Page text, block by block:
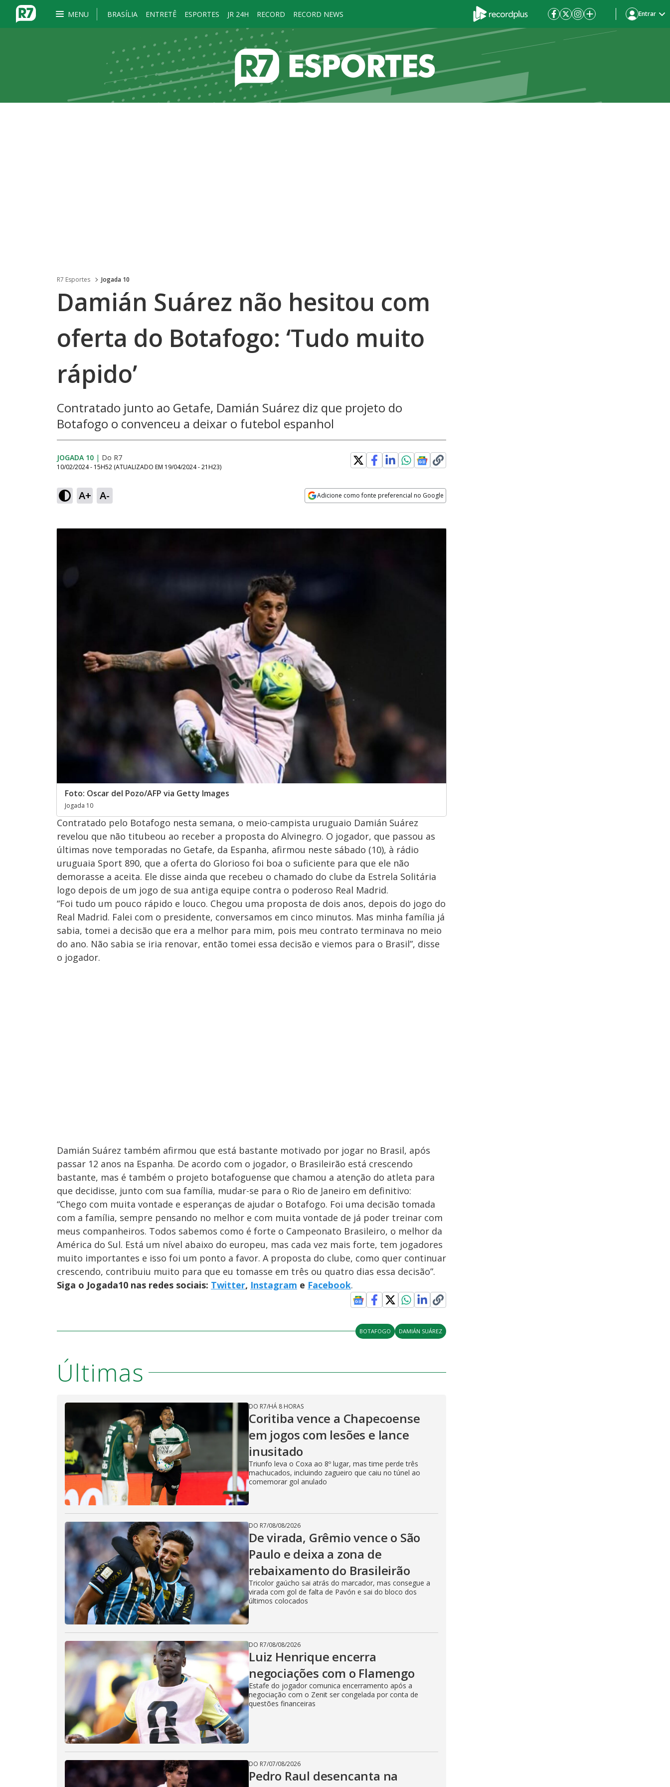
MENU BRASÍLIA ENTRETÊ ESPORTES JR 24H RECORD RECORD NEWS Entrar
R7 Esportes Jogada 10
Damián Suárez não hesitou com
oferta do Botafogo: ‘Tudo muito
rápido’
Contratado junto ao Getafe, Damián Suárez diz que projeto do
Botafogo o convenceu a deixar o futebol espanhol
JOGADA 10 | Do R7
10/02/2024 - 15H52 (ATUALIZADO EM 19/04/2024 - 21H23)
A+ A- Adicione como fonte preferencial no Google
Foto: Oscar del Pozo/AFP via Getty Images
Jogada 10
Contratado pelo Botafogo nesta semana, o meio-campista uruguaio Damián Suárez
revelou que não titubeou ao receber a proposta do Alvinegro. O jogador, que passou as
últimas nove temporadas no Getafe, da Espanha, afirmou neste sábado (10), à rádio
uruguaia Sport 890, que a oferta do Glorioso foi boa o suficiente para que ele não
demorasse a aceita. Ele disse ainda que recebeu o chamado do clube da Estrela Solitária
logo depois de um jogo de sua antiga equipe contra o poderoso Real Madrid.
“Foi tudo um pouco rápido e louco. Chegou uma proposta de dois anos, depois do jogo do
Real Madrid. Falei com o presidente, conversamos em cinco minutos. Mas minha família já
sabia, tomei a decisão que era a melhor para mim, pois meu contrato terminava no meio
do ano. Não sabia se iria renovar, então tomei essa decisão e viemos para o Brasil”, disse
o jogador.
Damián Suárez também afirmou que está bastante motivado por jogar no Brasil, após
passar 12 anos na Espanha. De acordo com o jogador, o Brasileirão está crescendo
bastante, mas é também o projeto botafoguense que chamou a atenção do atleta para
que decidisse, junto com sua família, mudar-se para o Rio de Janeiro em definitivo:
“Chego com muita vontade e esperanças de ajudar o Botafogo. Foi uma decisão tomada
com a família, sempre pensando no melhor e com muita vontade de já poder treinar com
meus companheiros. Todos sabemos como é forte o Campeonato Brasileiro, o melhor da
América do Sul. Está um nível abaixo do europeu, mas cada vez mais forte, tem jogadores
muito importantes e isso foi um ponto a favor. A proposta do clube, como quer continuar
crescendo, contribuiu muito para que eu tomasse em três ou quatro dias essa decisão”.
Siga o Jogada10 nas redes sociais: Twitter, Instagram e Facebook.
BOTAFOGO DAMIÁN SUÁREZ
Últimas
DO R7/HÁ 8 HORAS
Coritiba vence a Chapecoense
em jogos com lesões e lance
inusitado
Triunfo leva o Coxa ao 8º lugar, mas time perde três
machucados, incluindo zagueiro que caiu no túnel ao
comemorar gol anulado
DO R7/08/08/2026
De virada, Grêmio vence o São
Paulo e deixa a zona de
rebaixamento do Brasileirão
Tricolor gaúcho sai atrás do marcador, mas consegue a
virada com gol de falta de Pavón e sai do bloco dos
últimos colocados
DO R7/08/08/2026
Luiz Henrique encerra
negociações com o Flamengo
Estafe do jogador comunica encerramento após a
negociação com o Zenit ser congelada por conta de
questões financeiras
DO R7/07/08/2026
Pedro Raul desencanta na